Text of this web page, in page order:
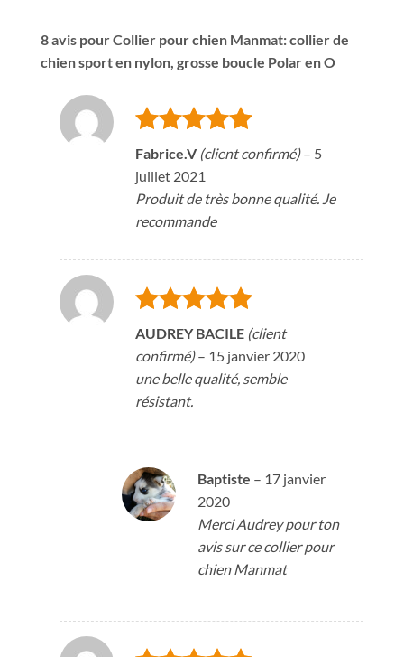
8 avis pourCollier pour chien Manmat: collier de
chien sport en nylon, grosse boucle Polar en O
Note5sur
5
Fabrice.V (client confirmé) – 5
juillet 2021
Produit de très bonne qualité. Je
recommande
Note5sur
5
AUDREY BACILE (client
confirmé) – 15 janvier 2020
une belle qualité, semble
résistant.
Baptiste – 17 janvier
2020
Merci Audrey pour ton
avis sur ce collier pour
chien Manmat